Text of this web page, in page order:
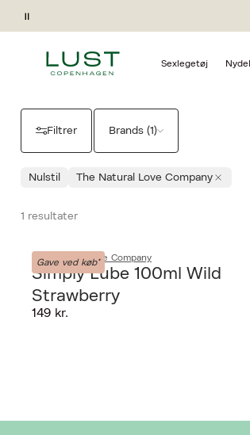
Pause
Sexlegetøj
Filtrer Brands (1)
Nulstil The Natural Love Company
1 resultater
Gave ved køb*
The Natural Love Company
Simply Lube 100ml Wild
Strawberry
149 kr.